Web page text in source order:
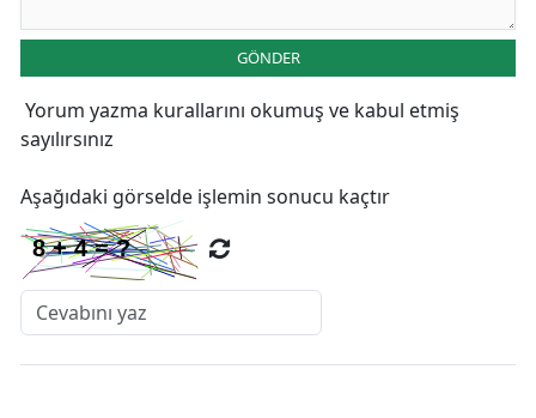
GÖNDER
Yorum yazma kurallarını okumuş ve kabul etmiş
sayılırsınız
Aşağıdaki görselde işlemin sonucu kaçtır